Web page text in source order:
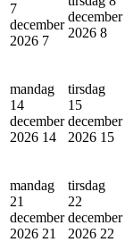
7
december
2026 7
december
2026 8
mandag
14
december
2026 14
tirsdag
15
december
2026 15
mandag
21
december
2026 21
tirsdag
22
december
2026 22